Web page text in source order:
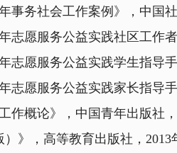
务社会工作案例》，中国社
愿服务公益实践社区工作者
愿服务公益实践学生指导手
愿服务公益实践家长指导手
概论》，中国青年出版社，
，高等教育出版社，2013